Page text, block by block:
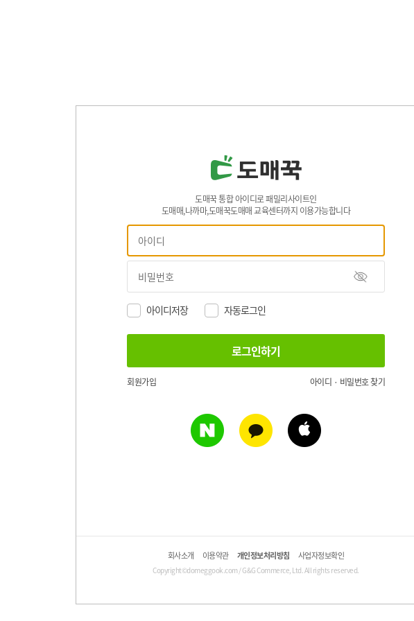
도매꾹 통합 아이디로 패밀리사이트인
도매매,나까마,도매꾹도매매 교육센터까지 이용가능합니다
아이디저장 자동로그인
회원가입 아이디 · 비밀번호 찾기
회사소개 이용약관 개인정보처리방침 사업자정보확인
Copyright©domeggook.com / G&G Commerce, Ltd. All rights reserved.